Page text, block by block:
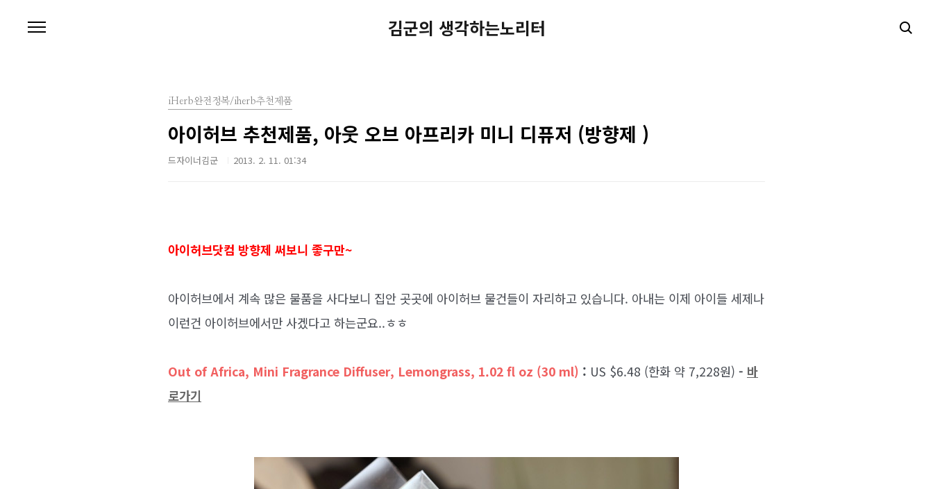
김군의 생각하는노리터
iHerb완전정복/iherb추천제품
아이허브 추천제품, 아웃 오브 아프리카 미니 디퓨저 (방향제 )
드자이너김군 2013. 2. 11. 01:34
아이허브닷컴 방향제 써보니 좋구만~
아이허브에서 계속 많은 물품을 사다보니 집안 곳곳에 아이허브 물건들이 자리하고 있습니다. 아내는 이제 아이들 세제나
이런건 아이허브에서만 사겠다고 하는군요..ㅎㅎ
Out of Africa, Mini Fragrance Diffuser, Lemongrass, 1.02 fl oz (30 ml) : US $6.48 (한화 약 7,228원) - 바
로가기